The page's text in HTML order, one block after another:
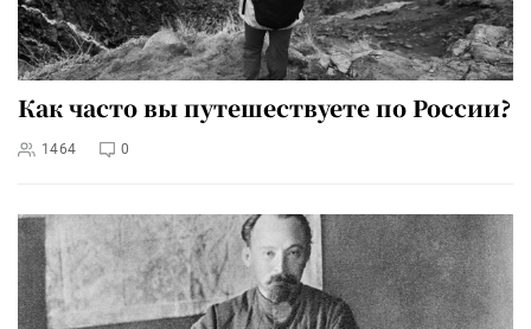
Как часто вы путешествуете по России?
1464 0